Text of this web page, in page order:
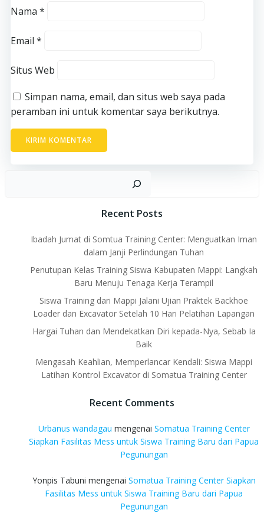
Nama *
Email *
Situs Web
Simpan nama, email, dan situs web saya pada
peramban ini untuk komentar saya berikutnya.
Recent Posts
Ibadah Jumat di Somtua Training Center: Menguatkan Iman
dalam Janji Perlindungan Tuhan
Penutupan Kelas Training Siswa Kabupaten Mappi: Langkah
Baru Menuju Tenaga Kerja Terampil
Siswa Training dari Mappi Jalani Ujian Praktek Backhoe
Loader dan Excavator Setelah 10 Hari Pelatihan Lapangan
Hargai Tuhan dan Mendekatkan Diri kepada-Nya, Sebab Ia
Baik
Mengasah Keahlian, Memperlancar Kendali: Siswa Mappi
Latihan Kontrol Excavator di Somatua Training Center
Recent Comments
Urbanus wandagau mengenai Somatua Training Center
Siapkan Fasilitas Mess untuk Siswa Training Baru dari Papua
Pegunungan
Yonpis Tabuni mengenai Somatua Training Center Siapkan
Fasilitas Mess untuk Siswa Training Baru dari Papua
Pegunungan